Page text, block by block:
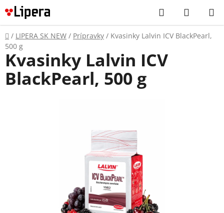
Prejsť
na
obsah
Hľadať
KOŠÍK
Domov
/ LIPERA SK NEW / Prípravky / Kvasinky Lalvin ICV BlackPearl,
500 g
Kvasinky Lalvin ICV
BlackPearl, 500 g